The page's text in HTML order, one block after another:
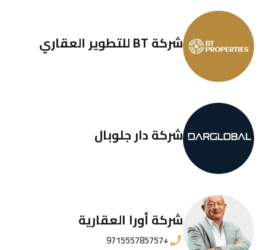
شركة BT للتطوير العقاري
شركة دار جلوبال
شركة أورا العقارية
+971555785757